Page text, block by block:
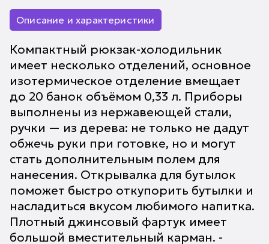
Описание и характеристики
Компактный рюкзак-холодильник
имеет несколько отделений, основное
изотермическое отделение вмещает
до 20 банок объёмом 0,33 л. Приборы
выполнены из нержавеющей стали,
ручки — из дерева: не только не дадут
обжечь руки при готовке, но и могут
стать дополнительным полем для
нанесения. Открывалка для бутылок
поможет быстро откупорить бутылки и
насладиться вкусом любимого напитка.
Плотный джинсовый фартук имеет
большой вместительный карман. -